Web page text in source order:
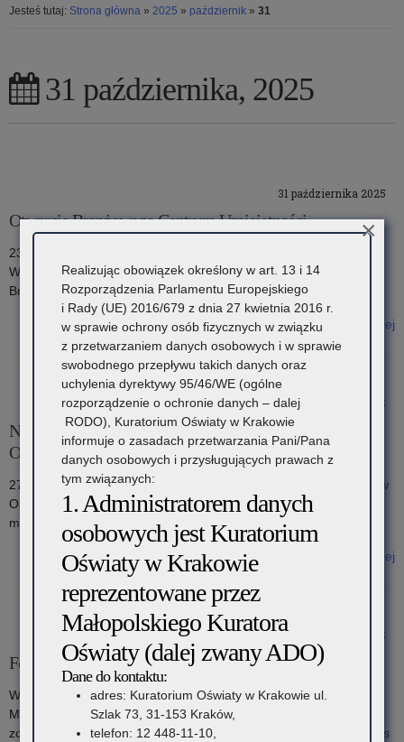
Jesteś tutaj: Strona główna » 2025 » październik » 31
31 października, 2025
31 października 2025
Otwarcie Branżowego Centrum Umiejętności
23 października 2025 roku w Zespole Jednostek Edukacyjnych
Województwa Małopolskiego w Krakowie uroczyście otwarto
Branżowe Centrum Umiejętności.
Czytaj więcej
o: Otwarcie Branżowego Centrum Umiejętności
31 października 2025
Narada Kuratorów Oświaty w siedzibie Kuratorium
Oświaty w Szczecinie
27 października 2025 r. w Szczecinie odbyła się Narada Kuratorów
Oświaty poświęcona zagadnieniom bezpieczeństwa w
młodzieżowych ośrodkach wychowawczych.
Czytaj więcej
o: Narada Kuratorów Oświaty w siedzibie Kuratorium Oświaty w
31 października 2025
Festiwal Dziewczyńskiej Mocy
W dniach 10-13 października 2025 roku z okazji
Międzynarodowego Dnia Dziewczyn, Fundacja Autonomia
zorganizowała Festiwal Dziewczyńskiej Mocy – cztery dni, podczas
Realizując obowiązek określony w art. 13 i 14
Rozporządzenia Parlamentu Europejskiego
i Rady (UE) 2016/679 z dnia 27 kwietnia 2016 r.
w sprawie ochrony osób fizycznych w związku
z przetwarzaniem danych osobowych i w sprawie
swobodnego przepływu takich danych oraz
uchylenia dyrektywy 95/46/WE (ogólne
rozporządzenie o ochronie danych – dalej
RODO), Kuratorium Oświaty w Krakowie
informuje o zasadach przetwarzania Pani/Pana
danych osobowych i przysługujących prawach z
tym związanych:
1. Administratorem danych
osobowych jest Kuratorium
Oświaty w Krakowie
reprezentowane przez
Małopolskiego Kuratora
Oświaty (dalej zwany ADO)
Dane do kontaktu:
adres: Kuratorium Oświaty w Krakowie ul.
Szlak 73, 31-153 Kraków,
telefon: 12 448-11-10,
×